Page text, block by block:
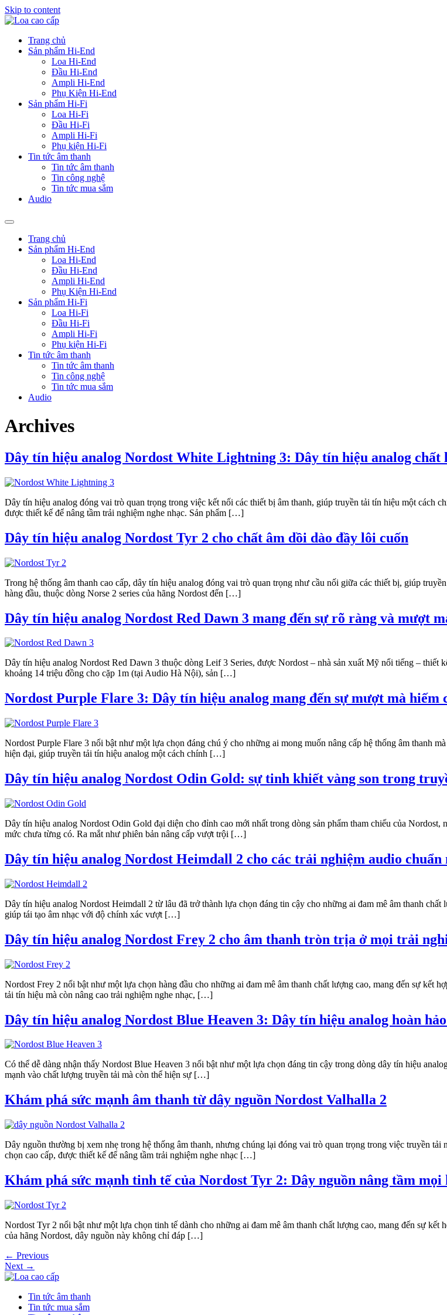
Skip to content
Trang chủ
Sản phẩm Hi-End
Loa Hi-End
Đầu Hi-End
Ampli Hi-End
Phụ Kiện Hi-End
Sản phẩm Hi-Fi
Loa Hi-Fi
Đầu Hi-Fi
Ampli Hi-Fi
Phụ kiện Hi-Fi
Tin tức âm thanh
Tin tức âm thanh
Tin công nghệ
Tin tức mua sắm
Audio
Trang chủ
Sản phẩm Hi-End
Loa Hi-End
Đầu Hi-End
Ampli Hi-End
Phụ Kiện Hi-End
Sản phẩm Hi-Fi
Loa Hi-Fi
Đầu Hi-Fi
Ampli Hi-Fi
Phụ kiện Hi-Fi
Tin tức âm thanh
Tin tức âm thanh
Tin công nghệ
Tin tức mua sắm
Audio
Archives
Dây tín hiệu analog Nordost White Lightning 3: Dây tín hiệu analog chất
Dây tín hiệu analog đóng vai trò quan trọng trong việc kết nối các thiết bị âm thanh, giúp truyền tải tín hiệu một
được thiết kế để nâng tầm trải nghiệm nghe nhạc. Sản phẩm […]
Dây tín hiệu analog Nordost Tyr 2 cho chất âm dồi dào đầy lôi cuốn
Trong hệ thống âm thanh cao cấp, dây tín hiệu analog đóng vai trò quan trọng như cầu nối giữa các thiết bị, giúp
hàng đầu, thuộc dòng Norse 2 series của hãng Nordost đến […]
Dây tín hiệu analog Nordost Red Dawn 3 mang đến sự rõ ràng và mượt
Dây tín hiệu analog Nordost Red Dawn 3 thuộc dòng Leif 3 Series, được Nordost – nhà sản xuất Mỹ nổi tiếng –
khoảng 14 triệu đồng cho cặp 1m (tại Audio Hà Nội), sản […]
Nordost Purple Flare 3: Dây tín hiệu analog mang đến sự mượt mà hiếm
Nordost Purple Flare 3 nổi bật như một lựa chọn đáng chú ý cho những ai mong muốn nâng cấp hệ thống âm thanh
hiện đại, giúp truyền tải tín hiệu analog một cách chính […]
Dây tín hiệu analog Nordost Odin Gold: sự tinh khiết vàng son trong
Dây tín hiệu analog Nordost Odin Gold đại diện cho đỉnh cao mới nhất trong dòng sản phẩm tham chiếu của
mức chưa từng có. Ra mắt như phiên bản nâng cấp vượt trội […]
Dây tín hiệu analog Nordost Heimdall 2 cho các trải nghiệm audio chuẩn
Dây tín hiệu analog Nordost Heimdall 2 từ lâu đã trở thành lựa chọn đáng tin cậy cho những ai đam mê âm thanh
giúp tái tạo âm nhạc với độ chính xác vượt […]
Dây tín hiệu analog Nordost Frey 2 cho âm thanh tròn trịa ở mọi trải
Nordost Frey 2 nổi bật như một lựa chọn hàng đầu cho những ai đam mê âm thanh chất lượng cao, mang đến sự kết
tải tín hiệu mà còn nâng cao trải nghiệm nghe nhạc, […]
Dây tín hiệu analog Nordost Blue Heaven 3: Dây tín hiệu analog hoàn
Có thể dễ dàng nhận thấy Nordost Blue Heaven 3 nổi bật như một lựa chọn đáng tin cậy trong dòng dây tín hiệu
mạnh vào chất lượng truyền tải mà còn thể hiện sự […]
Khám phá sức mạnh âm thanh từ dây nguồn Nordost Valhalla 2
Dây nguồn thường bị xem nhẹ trong hệ thống âm thanh, nhưng chúng lại đóng vai trò quan trọng trong việc truyền
chọn cao cấp, được thiết kế để nâng tầm trải nghiệm nghe nhạc […]
Khám phá sức mạnh tinh tế của Nordost Tyr 2: Dây nguồn nâng tầm mọi
Nordost Tyr 2 nổi bật như một lựa chọn tinh tế dành cho những ai đam mê âm thanh chất lượng cao, mang đến sự
của hãng Nordost, dây nguồn này không chỉ đáp […]
← Previous
Next →
Tin tức âm thanh
Tin tức mua sắm